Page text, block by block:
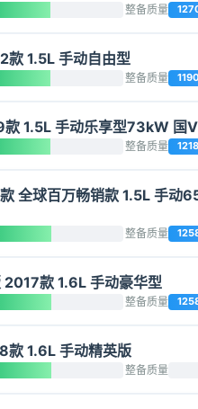
整备质量
款 1.5L 手动自由型
整备质量 1190
1.5L 手动乐享型73kW 国
整备质量 1218
全球百万畅销款 1.5L 手动
整备质量
2017款 1.6L 手动豪华型
整备质量
款 1.6L 手动精英版
整备质量